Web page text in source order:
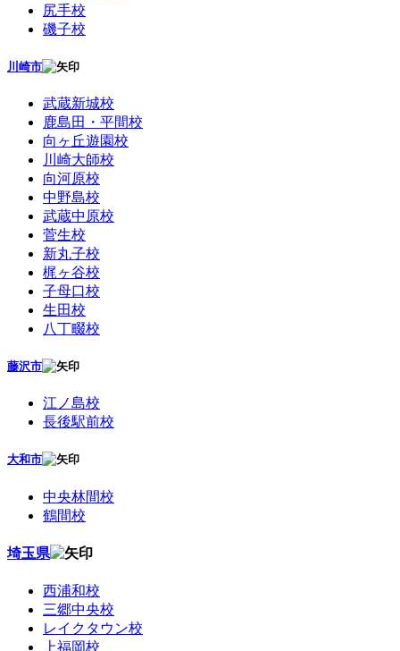
尻手校
磯子校
川崎市
武蔵新城校
鹿島田・平間校
向ヶ丘遊園校
川崎大師校
向河原校
中野島校
武蔵中原校
菅生校
新丸子校
梶ヶ谷校
子母口校
生田校
八丁畷校
藤沢市
江ノ島校
長後駅前校
大和市
中央林間校
鶴間校
埼玉県
西浦和校
三郷中央校
レイクタウン校
上福岡校